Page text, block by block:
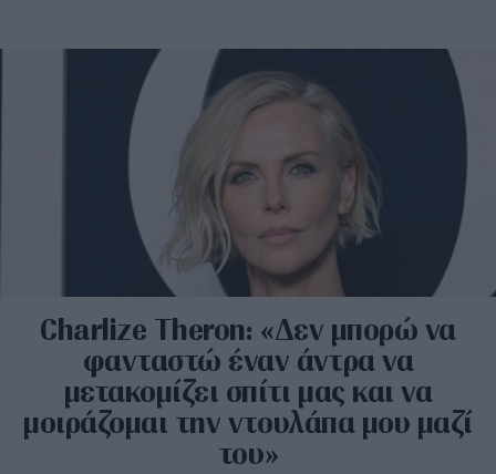
Charlize Theron: «Δεν μπορώ να
φανταστώ έναν άντρα να
μετακομίζει σπίτι μας και να
μοιράζομαι την ντουλάπα μου μαζί
του»